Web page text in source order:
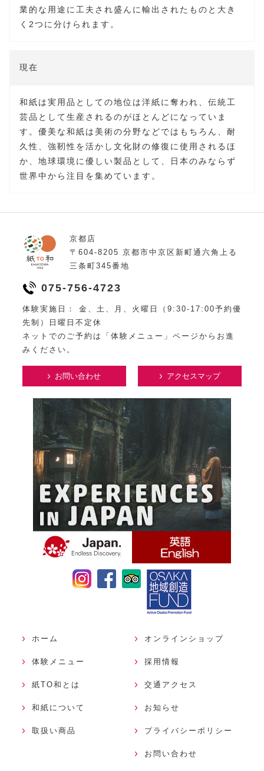
業的な用途に工夫され盛んに輸出されたものと大き
く2つに分けられます。
現在
和紙は実用品としての地位は洋紙に奪われ、伝統工
芸品として生産されるのがほとんどになっていま
す。優美な和紙は美術の分野などではもちろん、耐
久性、強靭性を活かし文化財の修復に使用されるほ
か、地球環境に優しい製品として、日本のみならず
世界中から注目を集めています。
京都店
〒604-8205 京都市中京区新町通六角上る
三条町345番地
075-756-4723
体験実施日： 金、土、月、火曜日（9:30-17:00予約優
先制）日曜日不定休
ネットでのご予約は「体験メニュー」ページからお進
みください。
お問い合わせ アクセスマップ
ホーム
体験メニュー
紙TO和とは
和紙について
取扱い商品
オンラインショップ
採用情報
交通アクセス
お知らせ
プライバシーポリシー
お問い合わせ